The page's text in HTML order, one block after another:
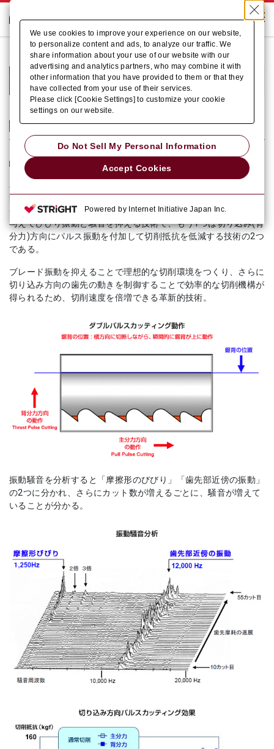
ホーム Who we are
テクニカル情報
パルスカッティング技術
パルスカッティング
バンドソーブレードの加工で発生する振動(びびり振動)や騒音を
静粛させて、切削速度を格段に向上させることができる、アマダ
発案の技術。1つは、ブレード長さ(主分力)方向にパルス振動を
与えてびびり振動と騒音を抑える技術で、もう1つは切り込み(背
分力)方向にパルス振動を付加して切削抵抗を低減する技術の2つ
である。
ブレード振動を抑えることで理想的な切削環境をつくり、さらに
切り込み方向の歯先の動きを制御することで効率的な切削機構が
得られるため、切削速度を倍増できる革新的技術。
振動騒音を分析すると「摩擦形のびびり」「歯先部近傍の振動」
の2つに分かれ、さらにカット数が増えるごとに、騒音が増えて
いることが分かる。
We use cookies to improve your experience on our website,
to personalize content and ads, to analyze our traffic. We
share information about your use of our website with our
advertising and analytics partners, who may combine it with
other information that you have provided to them or that they
have collected from your use of their services.
Please click [Cookie Settings] to customize your cookie
settings on our website.
Do Not Sell My Personal Information
Accept Cookies
Powered by Internet Initiative Japan Inc.